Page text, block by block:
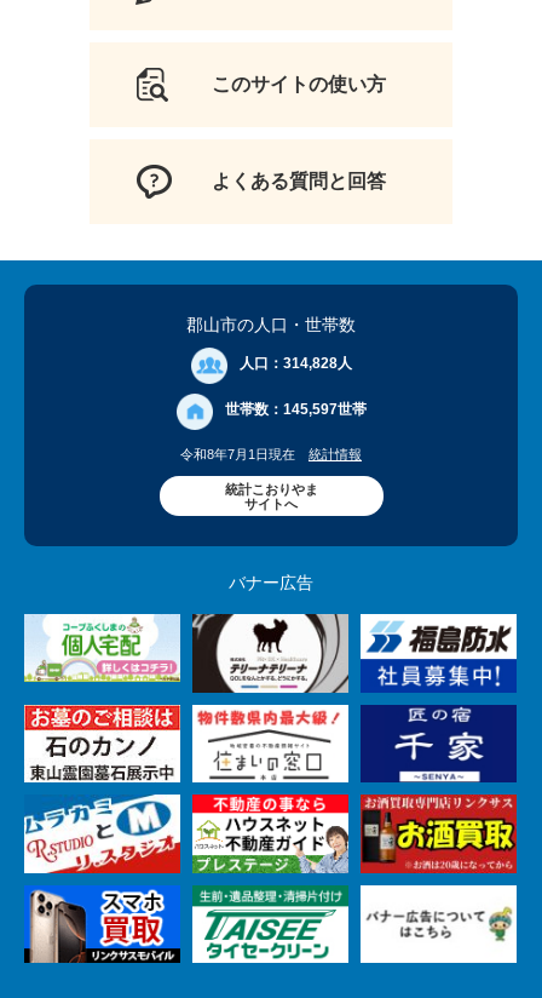
このサイトの使い方
よくある質問と回答
郡山市の人口 ・世帯数
人口： 314,828人
世帯数： 145,597世帯
令和8年7月1日現在 統計情報
統計こおりやま
サイトへ
バナー広告